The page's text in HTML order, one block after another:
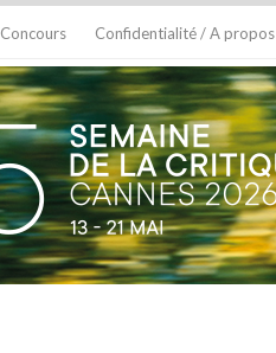
Concours Confidentialité / A propos